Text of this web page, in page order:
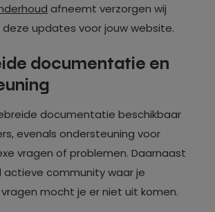
afneemt verzorgen wij
updates voor jouw website.
documentatie en
documentatie beschikbaar
evenals ondersteuning voor
vragen of problemen. Daarnaast
actieve community waar je
mocht je er niet uit komen.